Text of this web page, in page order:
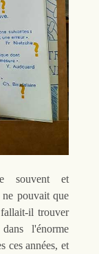
souvent et
ne pouvait que
il trouver
l'énorme
ces années, et